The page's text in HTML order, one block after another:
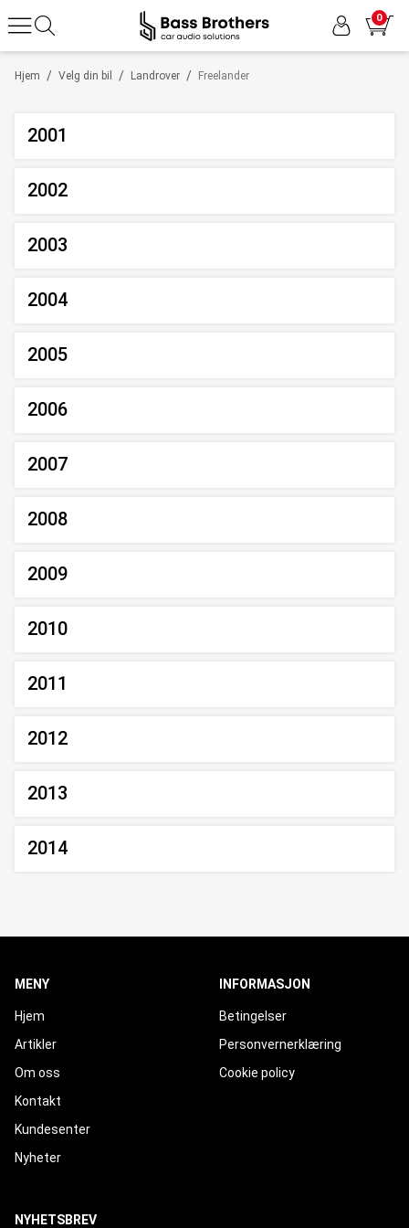
0
/
Hjem /
Velg din bil /
Landrover Freelander
2001
2002
2003
2004
2005
2006
2007
2008
2009
2010
2011
2012
2013
2014
MENY
Hjem
Artikler
Om oss
Kontakt
Kundesenter
Nyheter
INFORMASJON
Betingelser
Personvernerklæring
Cookie policy
NYHETSBREV